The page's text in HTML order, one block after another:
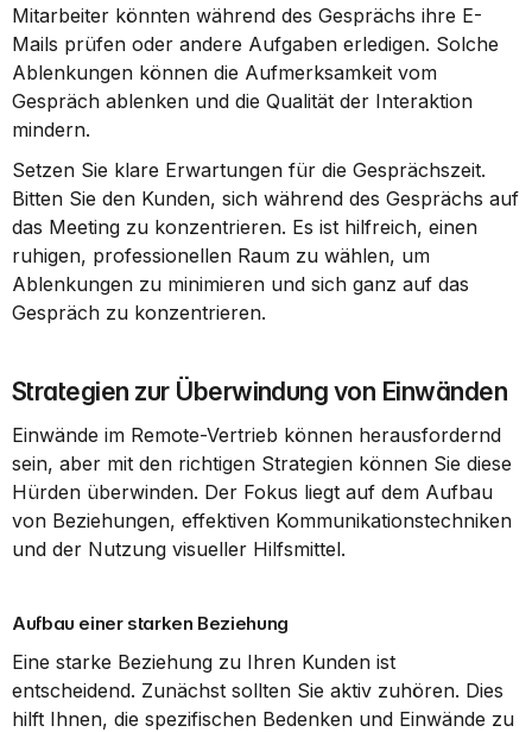
Mitarbeiter könnten während des Gesprächs ihre E-
Mails prüfen oder andere Aufgaben erledigen. Solche
Ablenkungen können die Aufmerksamkeit vom
Gespräch ablenken und die Qualität der Interaktion
mindern.
Setzen Sie klare Erwartungen für die Gesprächszeit.
Bitten Sie den Kunden, sich während des Gesprächs auf
das Meeting zu konzentrieren. Es ist hilfreich, einen
ruhigen, professionellen Raum zu wählen, um
Ablenkungen zu minimieren und sich ganz auf das
Gespräch zu konzentrieren.
Strategien zur Überwindung von Einwänden
Einwände im Remote-Vertrieb können herausfordernd
sein, aber mit den richtigen Strategien können Sie diese
Hürden überwinden. Der Fokus liegt auf dem Aufbau
von Beziehungen, effektiven Kommunikationstechniken
und der Nutzung visueller Hilfsmittel.
Aufbau einer starken Beziehung
Eine starke Beziehung zu Ihren Kunden ist
entscheidend. Zunächst sollten Sie aktiv zuhören. Dies
hilft Ihnen, die spezifischen Bedenken und Einwände zu